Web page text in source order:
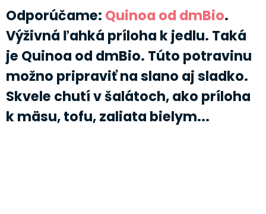
Odporúčame: Quinoa od dmBio.
Výživná ľahká príloha k jedlu. Taká
je Quinoa od dmBio. Túto potravinu
možno pripraviť na slano aj sladko.
Skvele chutí v šalátoch, ako príloha
k mäsu, tofu, zaliata bielym...